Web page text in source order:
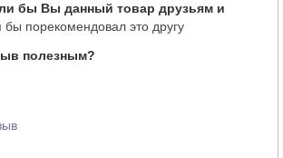
бы Вы данный товар друзьям и
бы порекомендовал это другу
полезным?